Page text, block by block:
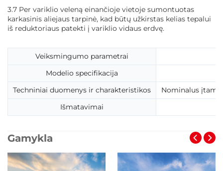
3.7 Per variklio veleną einančioje vietoje sumontuotas
karkasinis aliejaus tarpinė, kad būtų užkirstas kelias tepalui
iš reduktoriaus patekti į variklio vidaus erdvę.
Veiksmingumo parametrai
Modelio specifikacija
Techniniai duomenys ir charakteristikos
Nominalus
Išmatavimai
Gamykla